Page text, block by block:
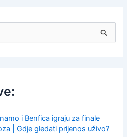
i Benfica igraju za finale
| Gdje gledati prijenos uživo?